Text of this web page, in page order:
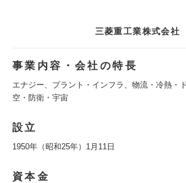
三菱重工業株式会社
事業内容・会社の特長
エナジー、プラント・インフラ、物流・冷熱・
空・防衛・宇宙
設立
1950年（昭和25年）1月11日
資本金